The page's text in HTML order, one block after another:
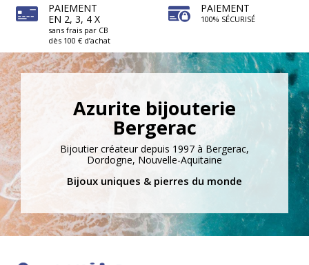
PAIEMENT
EN 2, 3, 4 X
sans frais par CB
dès 100 € d’achat
PAIEMENT
100% SÉCURISÉ
Azurite bijouterie
Bergerac
Bijoutier créateur depuis 1997 à Bergerac,
Dordogne, Nouvelle-Aquitaine
Bijoux uniques & pierres du monde